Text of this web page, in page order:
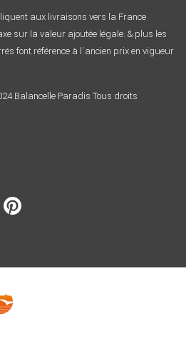
aux livraisons vers la France
sur la valeur ajoutée légale. & plus les
font référence à l´ancien prix en vigueur
Balancelle Paradis Tous droits